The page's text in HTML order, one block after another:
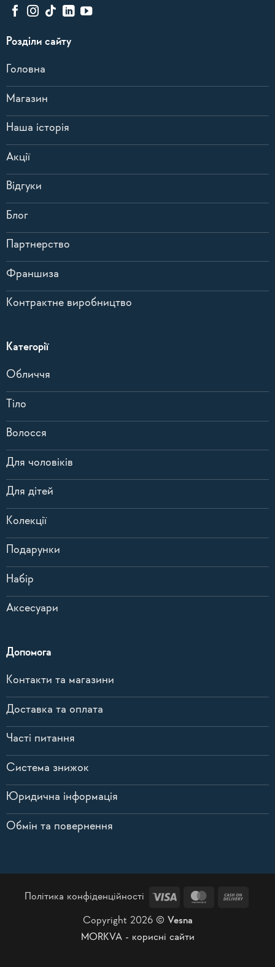
Розділи сайту
Головна
Магазин
Наша історія
Акції
Відгуки
Блог
Партнерство
Франшиза
Контрактне виробництво
Категорії
Обличчя
Тіло
Волосся
Для чоловіків
Для дітей
Колекції
Подарунки
Набір
Аксесуари
Допомога
Контакти та магазини
Доставка та оплата
Часті питання
Система знижок
Юридична інформація
Обмін та повернення
Політика конфіденційності Visa MasterCard
Copyright 2026 © Vesna
MORKVA - корисні сайти